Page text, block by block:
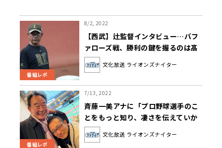
番組レポ
8/2, 2022
【西武】辻監督インタビュー…バフ
ァローズ戦、勝利の鍵を握るのは髙
橋光成
文化放送 ライオンズナイター
番組レポ
7/13, 2022
斉藤一美アナに「プロ野球選手のこ
とをもっと知り、凄さを伝えていか
なければならない」と思わせた増田
達至の凄さ
文化放送 ライオンズナイター